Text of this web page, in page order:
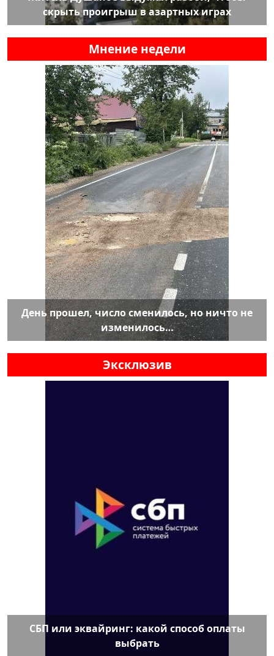
скрыть проигрыш в азартных играх
Мнение недели
День прошел, число сменилось, но ничто не
изменилось…
Эксклюзив
СБП или эквайринг: какой способ оплаты
выбрать